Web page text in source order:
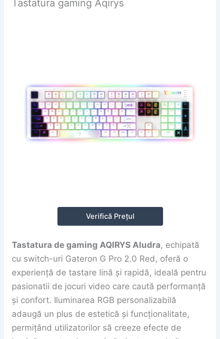
Tastatura gaming Aqirys
Verifică Prețul
Tastatura de gaming AQIRYS Aludra, echipată
cu switch-uri Gateron G Pro 2.0 Red, oferă o
experiență de tastare lină și rapidă, ideală pentru
pasionatii de jocuri video care caută performanță
și confort. Iluminarea RGB personalizabilă
adaugă un plus de estetică și funcționalitate,
permițând utilizatorilor să creeze efecte de